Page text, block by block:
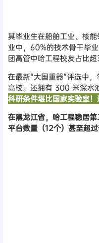
其毕业生在船舶工业、核
业中，60%的技术骨干毕
团高管中哈工程校友占比超
在最新“大国重器”评选中
高校。还拥有 300 米深水
科研条件堪比国家实验室
在黑龙江省，哈工程稳居
平台数量（12个）甚至超